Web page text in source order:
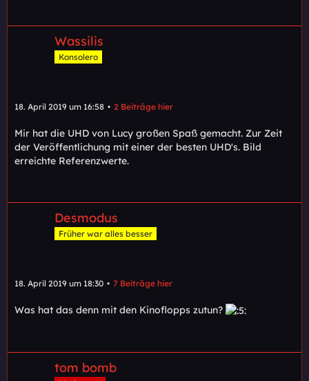
Wassilis
Konsolero
18. April 2019 um 16:58 2 Beiträge hier
Mir hat die UHD von Lucy großen Spaß gemacht. Zur Zeit
der Veröffentlichung mit einer der besten UHD's. Bild
erreichte Referenzwerte.
Desmodus
Früher war alles besser
18. April 2019 um 18:30 7 Beiträge hier
Was hat das denn mit den Kinoflopps zutun?
tom bomb